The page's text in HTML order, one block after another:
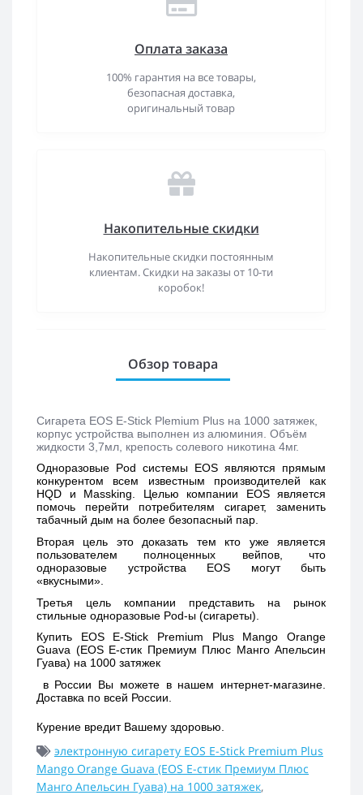
Оплата заказа
100% гарантия на все товары,
безопасная доставка,
оригинальный товар
Накопительные скидки
Накопительные скидки постоянным
клиентам. Скидки на заказы от 10-ти
коробок!
Обзор товара
Сигарета EOS E-Stick Plemium Plus на 1000 затяжек,
корпус устройства выполнен из алюминия. Объём
жидкости 3,7мл, крепость солевого никотина 4мг.
Одноразовые Pod системы EOS являются прямым
конкурентом всем известным производителей как
HQD и Massking. Целью компании EOS является
помочь перейти потребителям сигарет, заменить
табачный дым на более безопасный пар.
Вторая цель это доказать тем кто уже является
пользователем полноценных вейпов, что
одноразовые устройства EOS могут быть
«вкусными».
Третья цель компании представить на рынок
стильные одноразовые Pod-ы (сигареты).
Купить EOS E-Stick Premium Plus Mango Orange
Guava (EOS Е-стик Премиум Плюс Манго Апельсин
Гуава) на 1000 затяжек
в России Вы можете в нашем интернет-магазине.
Доставка по всей России.
Курение вредит Вашему здоровью.
электронную сигарету EOS E-Stick Premium Plus
Mango Orange Guava (EOS Е-стик Премиум Плюс
Манго Апельсин Гуава) на 1000 затяжек,